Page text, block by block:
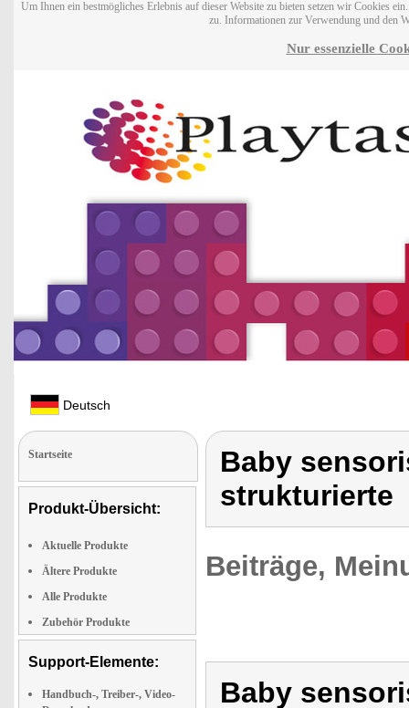
Um Ihnen ein bestmögliches Erlebnis auf dieser Website zu bieten setzen wir Cookies
zu. Informationen zur Verwendung und den
Nur essenzielle
Deutsch
Startseite
Produkt-Übersicht:
Aktuelle Produkte
Ältere Produkte
Alle Produkte
Zubehör Produkte
Support-Elemente:
Handbuch-, Treiber-, Video-
Baby
strukturierte
Beiträge,
Baby